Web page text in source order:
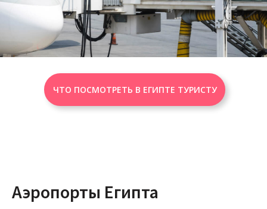
ЧТО ПОСМОТРЕТЬ В ЕГИПТЕ ТУРИСТУ
Аэропорты Египта